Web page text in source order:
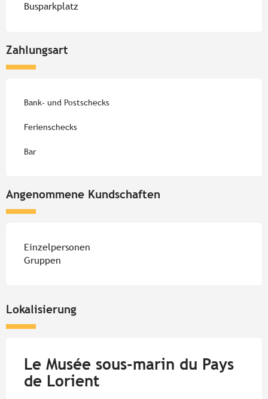
Busparkplatz
Zahlungsart
Bank- und Postschecks
Ferienschecks
Bar
Angenommene Kundschaften
Einzelpersonen
Gruppen
Lokalisierung
Le Musée sous-marin du Pays
de Lorient